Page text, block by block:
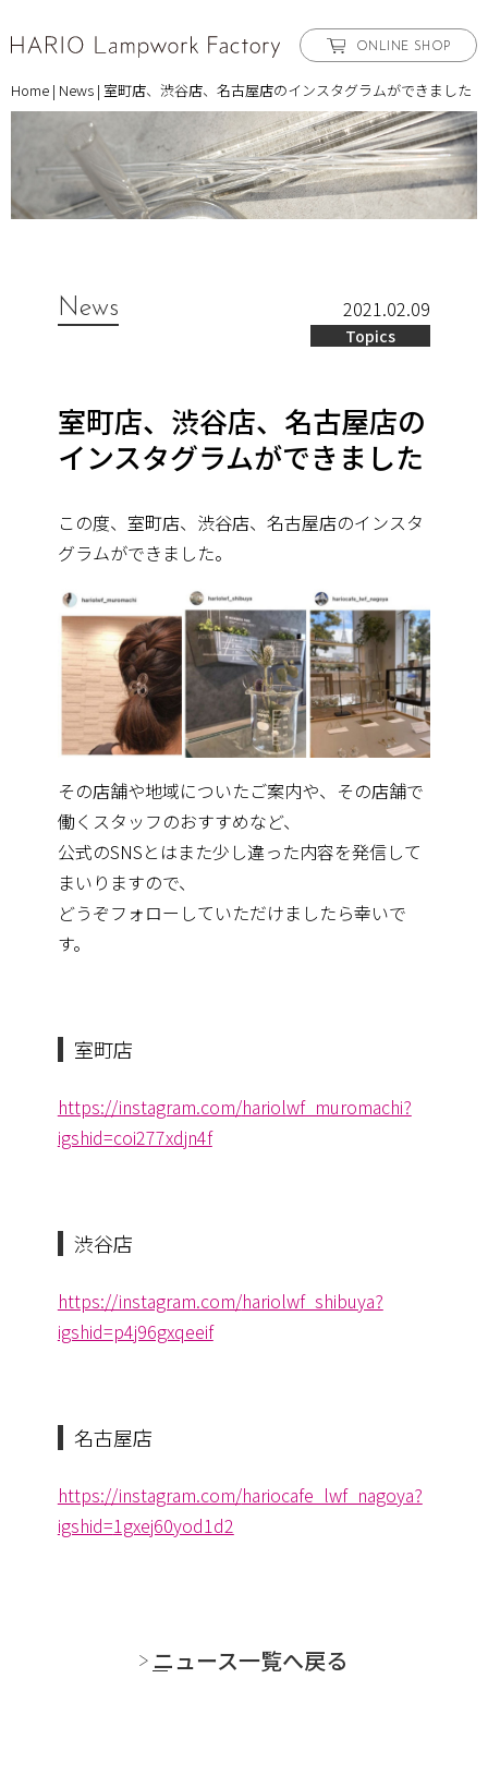
ONLINE SHOP
Home | News | 室町店、渋谷店、名古屋店のインスタグラムができました
News 2021.02.09
Topics
室町店、渋谷店、名古屋店の
インスタグラムができました
この度、室町店、渋谷店、名古屋店のインスタ
グラムができました。
その店舗や地域についたご案内や、その店舗で
働くスタッフのおすすめなど、
公式のSNSとはまた少し違った内容を発信して
まいりますので、
どうぞフォローしていただけましたら幸いで
す。
室町店
https://instagram.com/hariolwf_muromachi?
igshid=coi277xdjn4f
渋谷店
https://instagram.com/hariolwf_shibuya?
igshid=p4j96gxqeeif
名古屋店
https://instagram.com/hariocafe_lwf_nagoya?
igshid=1gxej60yod1d2
ニュース一覧へ戻る